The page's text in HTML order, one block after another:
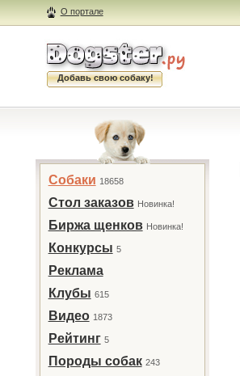
О портале
Добавь свою собаку!
Собаки 18658
Стол заказов Новинка!
Биржа щенков Новинка!
Конкурсы 5
Реклама
Клубы 615
Видео 1873
Рейтинг 5
Породы собак 243